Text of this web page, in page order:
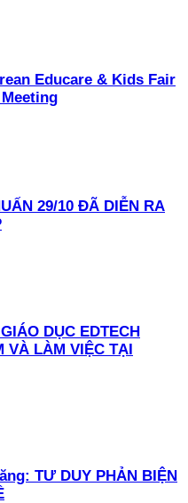
Educare & Kids Fair
29/10 ĐÃ DIỄN RA
DỤC EDTECH
VÀ LÀM VIỆC TẠI
TƯ DUY PHẢN BIỆN